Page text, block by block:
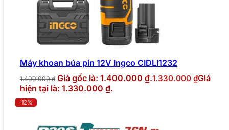
Máy khoan búa pin 12V Ingco CIDLI1232
1.400.000₫ Giá gốc là: 1.400.000 ₫.1.330.000 ₫Giá
hiện tại là: 1.330.000 ₫.
-12%